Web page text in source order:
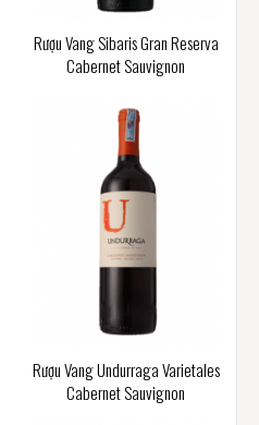
Rượu Vang Sibaris Gran Reserva
Cabernet Sauvignon
Rượu Vang Undurraga Varietales
Cabernet Sauvignon